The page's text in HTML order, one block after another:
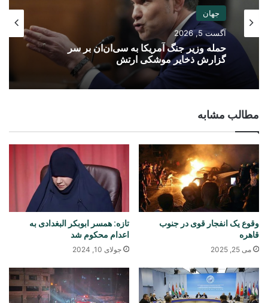
جهان
آگست 5, 2026
حمله وزیر جنگ آمریکا به سی‌ان‌ان بر سر
گزارش ذخایر موشکی ارتش
مطالب مشابه
وقوع یک انفجار قوی در جنوب
قاهره
می 25, 2025
تازه: همسر ابوبکر البغدادی به
اعدام محکوم شد
جولای 10, 2024